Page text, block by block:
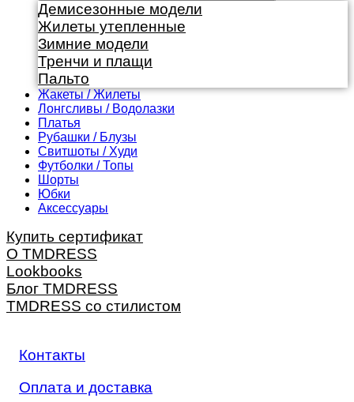
Демисезонные модели
Жилеты утепленные
Зимние модели
Тренчи и плащи
Пальто
Жакеты / Жилеты
Лонгсливы / Водолазки
Платья
Рубашки / Блузы
Свитшоты / Худи
Футболки / Топы
Шорты
Юбки
Аксессуары
Купить сертификат
О TMDRESS
Lookbooks
Блог TMDRESS
TMDRESS со стилистом
Контакты
Оплата и доставка